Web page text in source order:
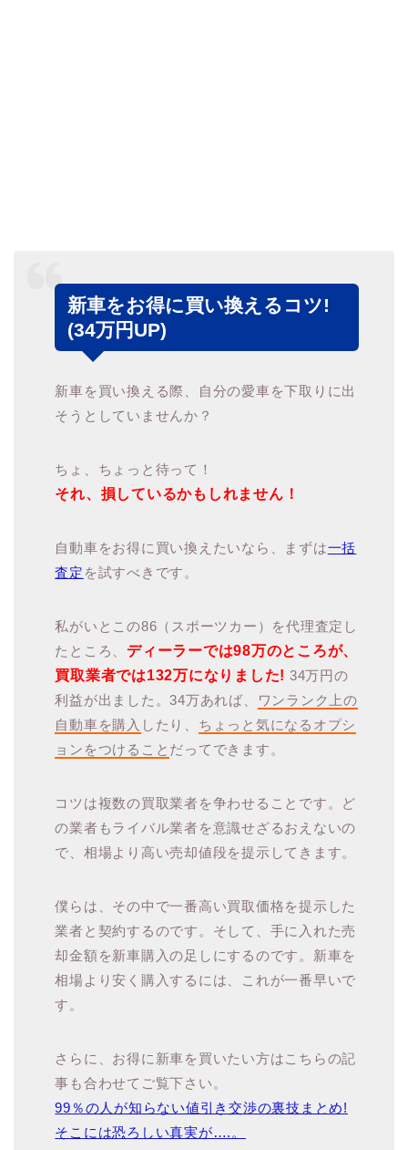
新車をお得に買い換えるコツ!
(34万円UP)
新車を買い換える際、自分の愛車を下取りに出
そうとしていませんか？
ちょ、ちょっと待って！
それ、損しているかもしれません！
自動車をお得に買い換えたいなら、まずは一括
査定 を試すべきです。
私がいとこの86（スポーツカー）を代理査定し
たところ、 ディーラーでは98万のところが、
買取業者では132万になりました! 34万円の
利益が出ました。34万あれば、
ワンランク上の
自動車を購入 したり、 ちょっと気になるオプシ
ョンをつけること だってできます。
コツは複数の買取業者を争わせることです。ど
の業者もライバル業者を意識せざるおえないの
で、相場より高い売却値段を提示してきます。
僕らは、その中で一番高い買取価格を提示した
業者と契約するのです。そして、手に入れた売
却金額を新車購入の足しにするのです。新車を
相場より安く購入するには、これが一番早いで
す。
さらに、お得に新車を買いたい方はこちらの記
事も合わせてご覧下さい。
99％の人が知らない値引き交渉の裏技まとめ!
そこには恐ろしい真実が….。